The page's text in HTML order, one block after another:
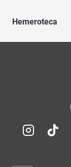
Hemeroteca
Redes